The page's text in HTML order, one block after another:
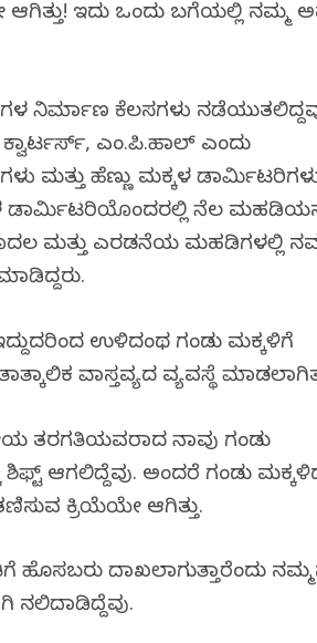
ಆಗಿತ್ತು! ಇದು ಒಂದು ಬಗೆಯಲ್ಲಿ ನಮ್ಮ
ನಿರ್ಮಾಣ ಕೆಲಸಗಳು
ಎಂ.ಪಿ.ಹಾಲ್ ಎಂದು
ಮತ್ತು ಹೆಣ್ಣು ಮಕ್ಕಳ
ಡಾರ್ಮಿಟರಿಯೊಂದರಲ್ಲಿ ನೆಲ
ಮತ್ತು ಎರಡನೆಯ ಮಹಡಿಗಳಲ್ಲಿ
ಉಳಿದಂಥ ಗಂಡು ಮಕ್ಕಳಿಗೆ
ವಾಸ್ತವ್ಯದ ವ್ಯವಸ್ಥೆ
ತರಗತಿಯವರಾದ ನಾವು ಗಂಡು
ಆಗಲಿದ್ದೆವು. ಅಂದರೆ ಗಂಡು
ಕ್ರಿಯೆಯೇ ಆಗಿತ್ತು.
ದಾಖಲಾಗುತ್ತಾರೆಂದು
ನಲಿದಾಡಿದ್ದೆವು.